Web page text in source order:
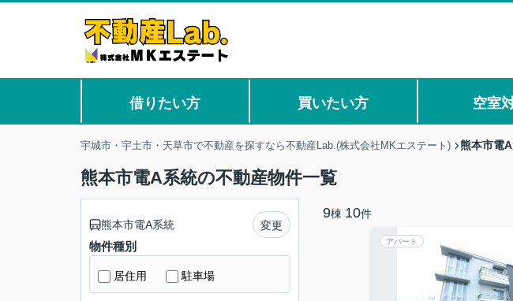
借りたい方 買いたい方 空室
宇城市・宇土市・天草市で不動産を探すなら不動産Lab.(株式会社MKエステート) 熊本市電
熊本市電A系統の不動産物件一覧
9棟 10件
アパート
熊本市電A系統 変更
物件種別
居住用 駐車場